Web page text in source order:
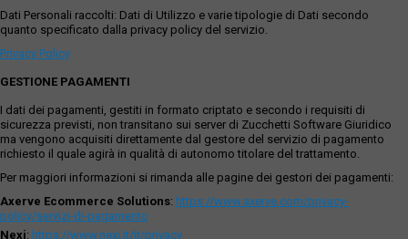
Dati Personali raccolti: Dati di Utilizzo e varie tipologie di Dati secondo
quanto specificato dalla privacy policy del servizio.
Privacy Policy
GESTIONE PAGAMENTI
I dati dei pagamenti, gestiti in formato criptato e secondo i requisiti di
sicurezza previsti, non transitano sui server di Zucchetti Software Giuridico
ma vengono acquisiti direttamente dal gestore del servizio di pagamento
richiesto il quale agirà in qualità di autonomo titolare del trattamento.
Per maggiori informazioni si rimanda alle pagine dei gestori dei pagamenti:
Axerve Ecommerce Solutions: https://www.axerve.com/privacy-
policy/servizi-di-pagamento
Nexi: https://www.nexi.it/it/privacy